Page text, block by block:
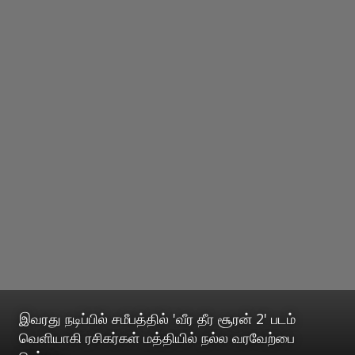
இவரது நடிப்பில் சமீபத்தில் 'வீர தீர சூரன் 2' படம்
வெளியாகி ரசிகர்கள் மத்தியில் நல்ல வரவேற்பை